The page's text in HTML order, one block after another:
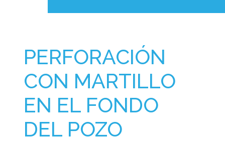
PERFORACIÓN
CON MARTILLO
EN EL FONDO
DEL POZO